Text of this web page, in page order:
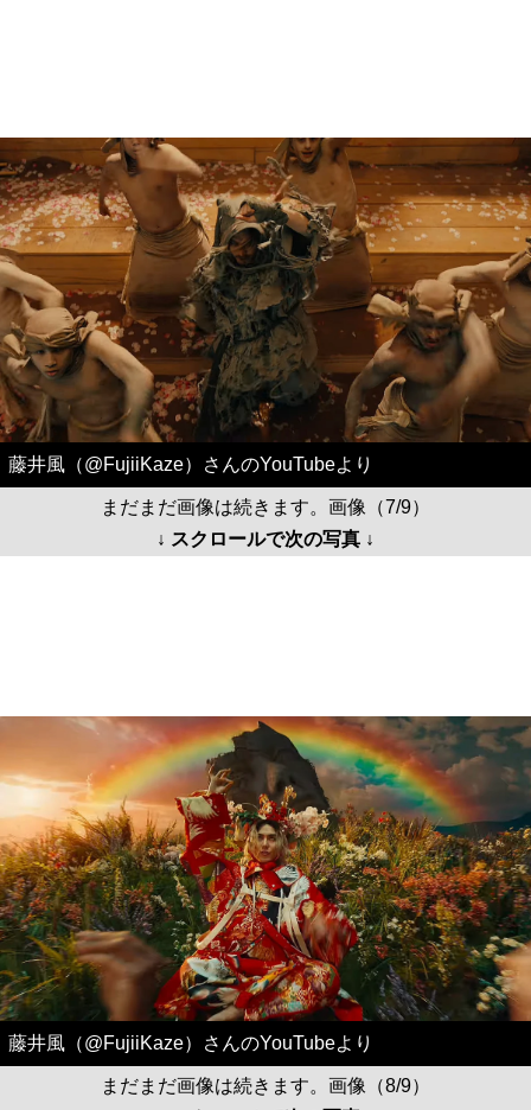
藤井風（@FujiiKaze）さんのYouTubeより
まだまだ画像は続きます。画像（7/9）
↓ スクロールで次の写真 ↓
藤井風（@FujiiKaze）さんのYouTubeより
まだまだ画像は続きます。画像（8/9）